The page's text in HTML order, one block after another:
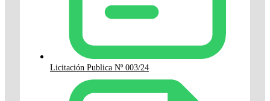
Licitación Publica Nº 003/24